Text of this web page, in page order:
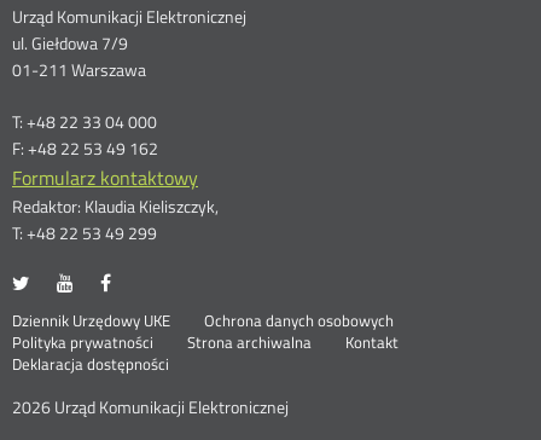
Dane
kontaktowe
Urząd Komunikacji Elektronicznej
ul. Giełdowa 7/9
01-211 Warszawa
T: +48 22 33 04 000
F: +48 22 53 49 162
Formularz kontaktowy
Redaktor: Klaudia Kieliszczyk,
T: +48 22 53 49 299
UKE
portalu
Twitter
Otwórz
nowym
oknie
UKE
portalu
Youtube
Otwórz
nowym
oknie
portalu
Facebook
nowym
oknie
Stopka
menu
Dziennik Urzędowy UKE Otwórz
Ochrona danych osobowych
Polityka prywatności
Otwórz
w
oknie
Strona archiwalna
Kontakt
Deklaracja dostępności
2026 Urząd Komunikacji Elektronicznej